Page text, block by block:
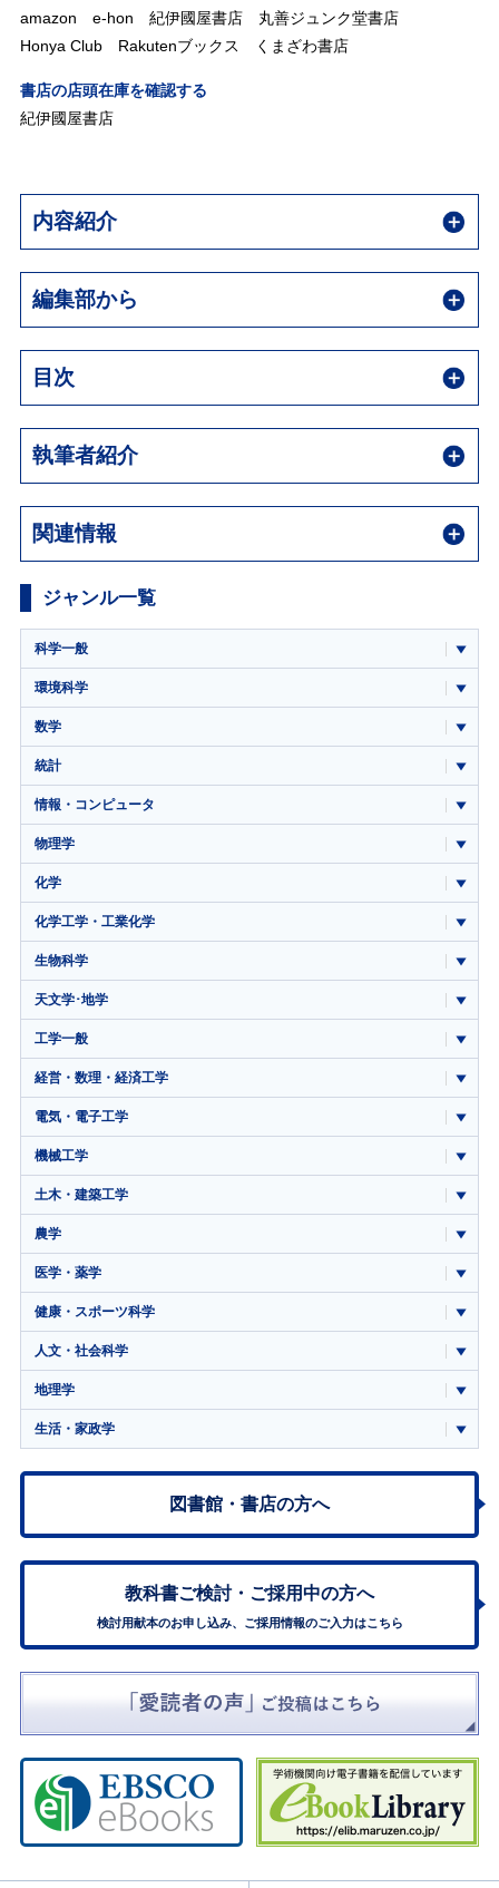
amazon
e-hon 紀伊國屋書店
丸善ジュンク堂書店
Honya Club
Rakutenブックス くまざわ書店
書店の店頭在庫を確認する
紀伊國屋書店
内容紹介
編集部から
目次
執筆者紹介
関連情報
ジャンル一覧
科学一般
環境科学
数学
統計
情報・コンピュータ
物理学
化学
化学工学・工業化学
生物科学
天文学･地学
工学一般
経営・数理・経済工学
電気・電子工学
機械工学
土木・建築工学
農学
医学・薬学
健康・スポーツ科学
人文・社会科学
地理学
生活・家政学
図書館・書店の方へ
教科書ご検討・ ご採用中の方へ
検討用献本のお申し込み、ご採用情報のご入力はこちら